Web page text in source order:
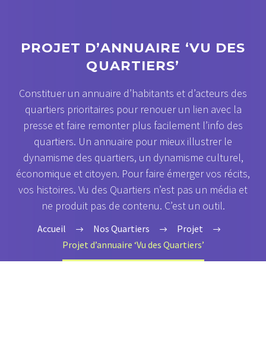
PROJET D’ANNUAIRE ‘VU DES
QUARTIERS’
Constituer un annuaire d’habitants et d’acteurs des
quartiers prioritaires pour renouer un lien avec la
presse et faire remonter plus facilement l’info des
quartiers. Un annuaire pour mieux illustrer le
dynamisme des quartiers, un dynamisme culturel,
économique et citoyen. Pour faire émerger vos récits,
vos histoires. Vu des Quartiers n’est pas un média et
ne produit pas de contenu. C’est un outil.
Accueil Nos Quartiers
Projet
Projet d’annuaire ‘Vu des Quartiers’